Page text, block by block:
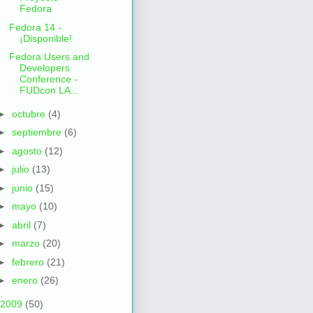
Fedora
Fedora 14 -
¡Disponible!
Fedora Users and
Developers
Conference -
FUDcon LA...
octubre (4)
septiembre (6)
agosto (12)
julio (13)
junio (15)
mayo (10)
abril (7)
marzo (20)
febrero (21)
enero (26)
2009 (50)